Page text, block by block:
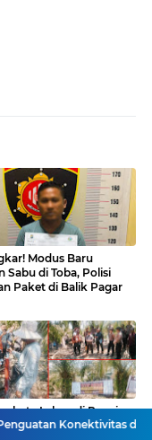
Modus Baru
Sabu di Toba, Polisi
Paket di Balik Pagar
Lahan di Panai
Masuk Tahap
di Aceh Pasien